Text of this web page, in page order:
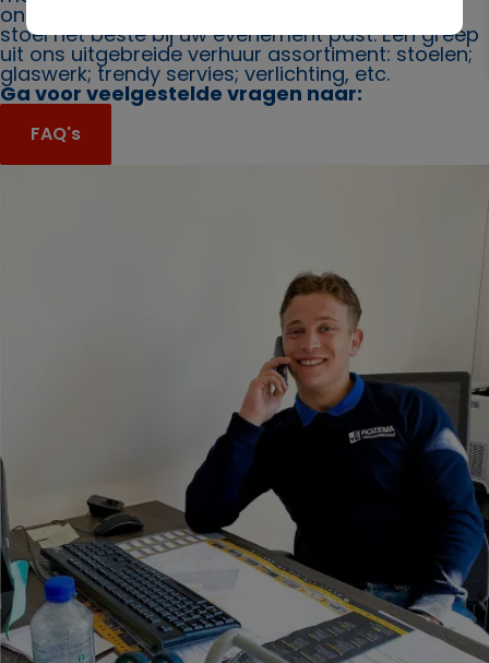
ons. Ook bieden wij u graag advies over welke
stoel het beste bij uw evenement past. Een greep
uit ons uitgebreide verhuur assortiment: stoelen;
glaswerk; trendy servies; verlichting, etc.
Ga voor veelgestelde vragen naar:
FAQ's